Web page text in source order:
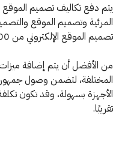
يتم دفع تكاليف تصميم الموقع
المرئية وتصميم الموقع
تصميم الموقع الإلكتروني من 700 ريال سعودي تقريبًا.
من الأفضل أن يتم إضافة
المختلفة، لتضمن وصول
تقريبًا.